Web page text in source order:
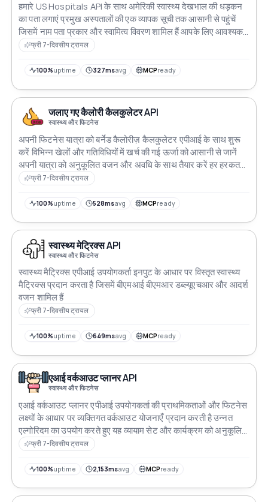
हमारे US Hospitals API के साथ अमेरिकी स्वास्थ्य देखभाल की धड़कन
का पता लगाएं प्रमुख अस्पतालों की एक व्यापक सूची तक आसानी से पहुंचें
जिसमें नाम पता प्रकार और स्वामित्व विवरण शामिल हैं आपके लिए आवश्यक
जानकारी को बिना किसी प्रयास के प्राप्त करें बस API URL में उपयोगकर्ता
को महत्वपूर्ण चिकित्सा डेटा के साथ सशक्त बनाएं जो आपकी उंगलियों पर है
फ्री 7-दिवसीय ट्रायल
100%uptime 327msavg MCPready
जलाए गए कैलोरी कैलकुलेटर API
स्वास्थ्य और फिटनेस
अपनी फिटनेस यात्रा को बर्नेड कैलोरीज़ कैलकुलेटर एपीआई के साथ शुरू
करें विभिन्न खेलों और गतिविधियों में खर्च की गई ऊर्जा को आसानी से जानें
अपनी यात्रा को अनुकूलित वजन और अवधि के साथ तैयार करें हर हरकत
को कैलोरी जलाने की विजय में बदल दें आपका व्यक्तिगत फिटनेस साथी
फ्री 7-दिवसीय ट्रायल
100%uptime 528msavg MCPready
स्वास्थ्य मेट्रिक्स API
स्वास्थ्य और फिटनेस
स्वास्थ्य मैट्रिक्स एपीआई उपयोगकर्ता इनपुट के आधार पर विस्तृत स्वास्थ्य
मैट्रिक्स प्रदान करता है जिसमें बीएमआई बीएमआर डब्ल्यूएचआर और आदर्श
वजन शामिल हैं
फ्री 7-दिवसीय ट्रायल
100%uptime 649msavg MCPready
एआई वर्कआउट प्लानर API
स्वास्थ्य और फिटनेस
एआई वर्कआउट प्लानर एपीआई उपयोगकर्ता की प्राथमिकताओं और फिटनेस
लक्ष्यों के आधार पर व्यक्तिगत वर्कआउट योजनाएँ प्रदान करती है उन्नत
एल्गोरिदम का उपयोग करते हुए यह व्यायाम सेट और कार्यक्रम को अनुकूलित
करती है ताकि प्रशिक्षण की क्षमता को अधिकतम किया जा सके फिटनेस ऐप
को एकीकृत करने के लिए बिल्कुल सही
फ्री 7-दिवसीय ट्रायल
100%uptime 2,153msavg MCPready